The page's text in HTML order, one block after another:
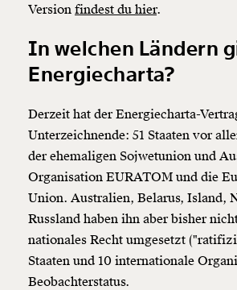
Version findest du hier.
In welchen Ländern
Energiecharta?
Derzeit hat der Energiecharta-
Unterzeichnende: 51 Staaten vor
der ehemaligen Sojwetunion und
Organisation EURATOM und die
Union. Australien, Belarus, Island,
Russland haben ihn aber bisher
nationales Recht umgesetzt
Staaten und 10 internationale
Beobachterstatus.